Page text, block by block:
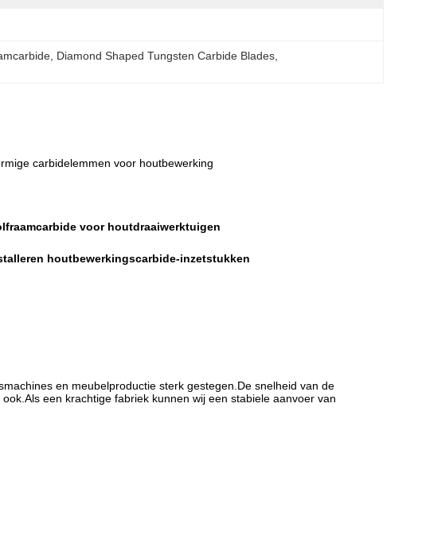
Diamond Shaped Tungsten Carbide Blades
carbidelemmen voor houtbewerking
voor houtdraaiwerktuigen
houtbewerkingscarbide-inzetstukken
en meubelproductie sterk gestegen.De snelheid van de
een krachtige fabriek kunnen wij een stabiele aanvoer van